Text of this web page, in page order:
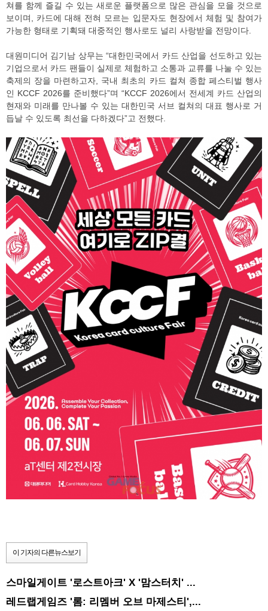
쳐를 함께 즐길 수 있는 새로운 플랫폼으로 많은 관심을 모을 것으로
보이며, 카드에 대해 전혀 모르는 입문자도 현장에서 체험 및 참여가
가능한 형태로 기획돼 대중적인 행사로도 널리 사랑받을 전망이다.
대원미디어 김기남 상무는 “대한민국에서 카드 산업을 선도하고 있는
기업으로서 카드 팬들이 실제로 체험하고 소통과 교류를 나눌 수 있는
축제의 장을 마련하고자, 국내 최초의 카드 컬쳐 종합 페스티벌 행사
인 KCCF 2026를 준비했다”며 “KCCF 2026에서 전세계 카드 산업의
현재와 미래를 만나볼 수 있는 대한민국 서브 컬쳐의 대표 행사로 거
듭날 수 있도록 최선을 다하겠다”고 전했다.
이 기자의 다른뉴스보기
스마일게이트 '로스트아크' X '맘스터치' ...
레드랩게임즈 '롬: 리멤버 오브 마제스티',...